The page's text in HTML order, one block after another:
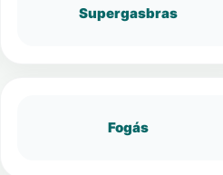
Supergasbras
Fogás